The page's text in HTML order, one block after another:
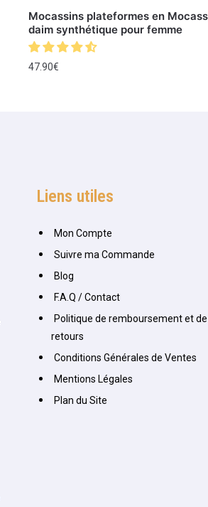
Mocassins plateformes en
daim synthétique pour femme
47.90€
Liens utiles
Mon Compte
Suivre ma Commande
Blog
F.A.Q / Contact
Politique de remboursement et de
retours
Conditions Générales de Ventes
Mentions Légales
Plan du Site